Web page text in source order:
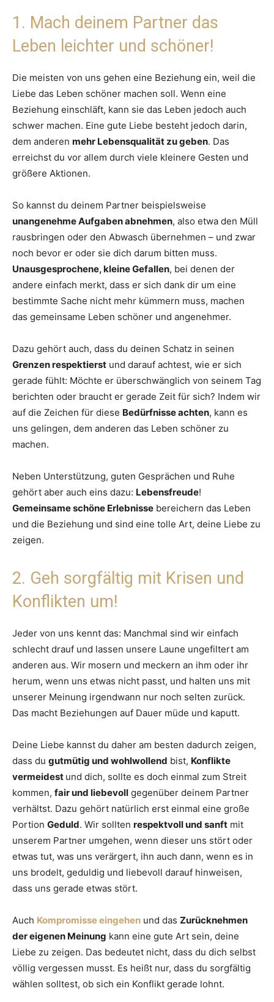
1. Mach deinem Partner das
Leben leichter und schöner!
Die meisten von uns gehen eine Beziehung ein, weil die
Liebe das Leben schöner machen soll. Wenn eine
Beziehung einschläft, kann sie das Leben jedoch auch
schwer machen. Eine gute Liebe besteht jedoch darin,
dem anderen mehr Lebensqualität zu geben. Das
erreichst du vor allem durch viele kleinere Gesten und
größere Aktionen.
So kannst du deinem Partner beispielsweise
unangenehme Aufgaben abnehmen, also etwa den Müll
rausbringen oder den Abwasch übernehmen – und zwar
noch bevor er oder sie dich darum bitten muss.
Unausgesprochene, kleine Gefallen, bei denen der
andere einfach merkt, dass er sich dank dir um eine
bestimmte Sache nicht mehr kümmern muss, machen
das gemeinsame Leben schöner und angenehmer.
Dazu gehört auch, dass du deinen Schatz in seinen
Grenzen respektierst und darauf achtest, wie er sich
gerade fühlt: Möchte er überschwänglich von seinem Tag
berichten oder braucht er gerade Zeit für sich? Indem wir
auf die Zeichen für diese Bedürfnisse achten, kann es
uns gelingen, dem anderen das Leben schöner zu
machen.
Neben Unterstützung, guten Gesprächen und Ruhe
gehört aber auch eins dazu: Lebensfreude!
Gemeinsame schöne Erlebnisse bereichern das Leben
und die Beziehung und sind eine tolle Art, deine Liebe zu
zeigen.
2. Geh sorgfältig mit Krisen und
Konflikten um!
Jeder von uns kennt das: Manchmal sind wir einfach
schlecht drauf und lassen unsere Laune ungefiltert am
anderen aus. Wir mosern und meckern an ihm oder ihr
herum, wenn uns etwas nicht passt, und halten uns mit
unserer Meinung irgendwann nur noch selten zurück.
Das macht Beziehungen auf Dauer müde und kaputt.
Deine Liebe kannst du daher am besten dadurch zeigen,
dass du gutmütig und wohlwollend bist, Konflikte
vermeidest und dich, sollte es doch einmal zum Streit
kommen, fair und liebevoll gegenüber deinem Partner
verhältst. Dazu gehört natürlich erst einmal eine große
Portion Geduld. Wir sollten respektvoll und sanft mit
unserem Partner umgehen, wenn dieser uns stört oder
etwas tut, was uns verärgert, ihn auch dann, wenn es in
uns brodelt, geduldig und liebevoll darauf hinweisen,
dass uns gerade etwas stört.
Auch Kompromisse eingehen und das Zurücknehmen
der eigenen Meinung kann eine gute Art sein, deine
Liebe zu zeigen. Das bedeutet nicht, dass du dich selbst
völlig vergessen musst. Es heißt nur, dass du sorgfältig
wählen solltest, ob sich ein Konflikt gerade lohnt.